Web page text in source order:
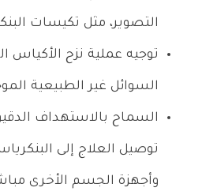
التصوير، مثل تكيسات
توجيه عملية نزح الأكياس
السوائل غير الطبيعية
السماح بالاستهداف
توصيل العلاج إلى
وأجهزة الجسم الأخرى